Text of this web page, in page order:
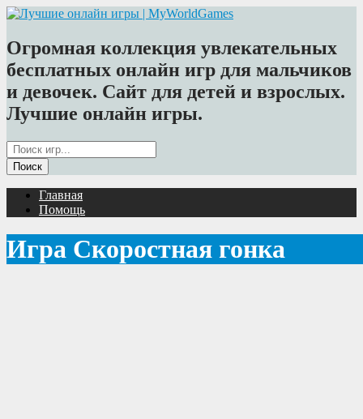
Огромная коллекция увлекательных
бесплатных онлайн игр для мальчиков
и девочек. Сайт для детей и взрослых.
Лучшие онлайн игры.
Главная
Помощь
Игра Скоростная гонка